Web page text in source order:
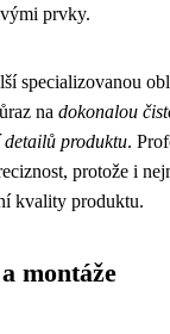
prvky.
specializovanou
na dokonalou
detailů produktu.
protože i
kvality produktu.
montáže